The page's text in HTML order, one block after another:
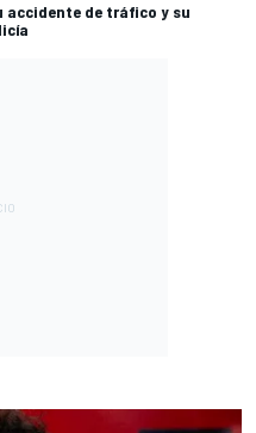
accidente de tráfico y su